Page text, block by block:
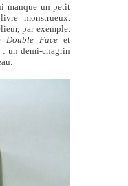
manque un petit
monstrueux.
par exemple.
Double Face et
: un demi-chagrin